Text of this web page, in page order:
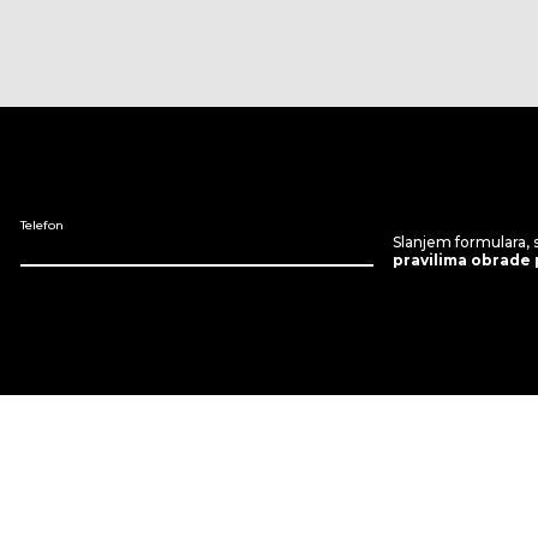
Telefon
Slanjem formulara,
pravilima obrade